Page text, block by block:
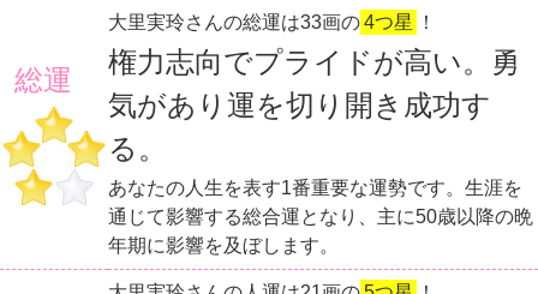
総運
大里実玲さんの総運は33画の4つ星 ！
権力志向でプライドが高い。勇
気があり運を切り開き成功す
る。
あなたの人生を表す1番重要な運勢です。生涯を
通じて影響する総合運となり、主に50歳以降の晩
年期に影響を及ぼします。